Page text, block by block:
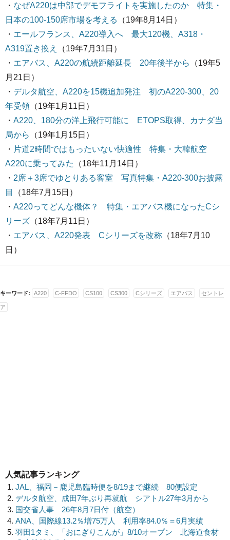
・ なぜA220は中部でデモフライトを実施したのか 特集・
日本の100-150席市場を考える
（19年8月14日）
・ エールフランス、A220導入へ 最大120機、A318・
A319置き換え
（19年7月31日）
・ エアバス、A220の航続距離延長 20年後半から
（19年5
月21日）
・ デルタ航空、A220を15機追加発注 初のA220-300、20
年受領 （19年1月11日）
・ A220、180分の洋上飛行可能に ETOPS取得、カナダ当
局から
（19年1月15日）
・ 片道2時間ではもったいない快適性 特集・大韓航空
A220に乗ってみた
（18年11月14日）
・ 2席＋3席でゆとりある客室 写真特集・A220-300お披露
目
（18年7月15日）
・ A220ってどんな機体？ 特集・エアバス機になったCシ
リーズ （18年7月11日）
・ エアバス、A220発表 Cシリーズを改称 （18年7月10
日）
キーワード: A220 C-FFDO CS100 CS300 Cシリーズ エアバス セントレ
ア
人気記事ランキング
JAL、福岡－鹿児島臨時便を8/19まで継続 80便設定
デルタ航空、成田7年ぶり再就航 シアトル27年3月から
国交省人事 26年8月7日付（航空）
ANA、国際線13.2％増75万人 利用率84.0％＝6月実績
羽田1タミ、「おにぎりこんが」8/10オープン 北海道食材